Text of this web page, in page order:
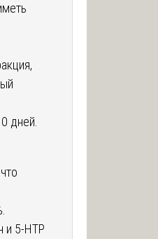
дней.
и 5-HTP